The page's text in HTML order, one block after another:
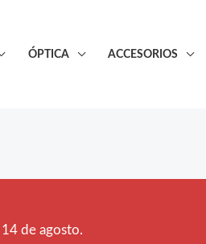
ÓPTICA ACCESORIOS
de agosto.